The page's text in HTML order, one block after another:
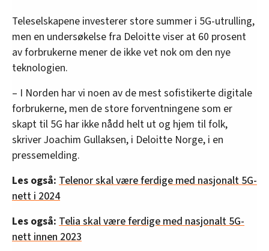
Teleselskapene investerer store summer i 5G-utrulling,
men en undersøkelse fra Deloitte viser at 60 prosent
av forbrukerne mener de ikke vet nok om den nye
teknologien.
– I Norden har vi noen av de mest sofistikerte digitale
forbrukerne, men de store forventningene som er
skapt til 5G har ikke nådd helt ut og hjem til folk,
skriver Joachim Gullaksen, i Deloitte Norge, i en
pressemelding.
Les også: Telenor skal være ferdige med nasjonalt 5G-
nett i 2024
Les også: Telia skal være ferdige med nasjonalt 5G-
nett innen 2023